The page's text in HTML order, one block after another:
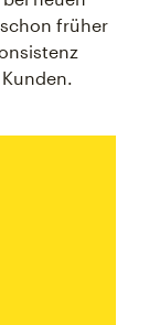
früher